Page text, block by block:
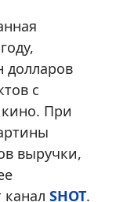
долларов
с
кино. При
выручки,
SHOT.